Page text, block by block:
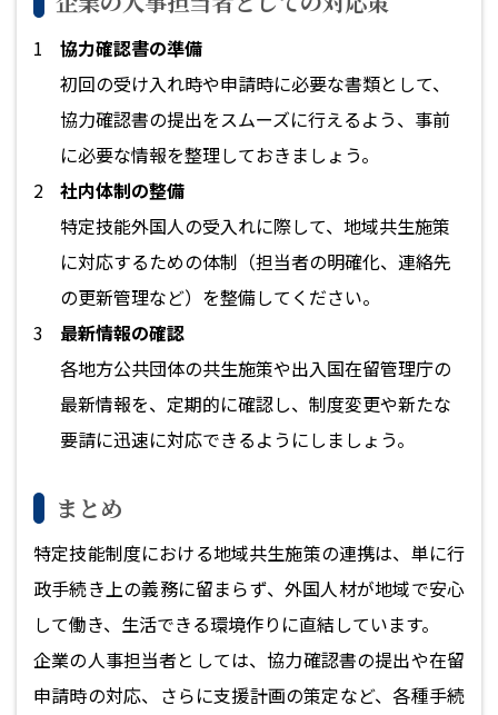
協力確認書の準備
初回の受け入れ時や申請時に必要な書類として、
協力確認書の提出をスムーズに行えるよう、事前
に必要な情報を整理しておきましょう。
社内体制の整備
特定技能外国人の受入れに際して、地域共生施策
に対応するための体制（担当者の明確化、連絡先
の更新管理など）を整備してください。
最新情報の確認
各地方公共団体の共生施策や出入国在留管理庁の
最新情報を、定期的に確認し、制度変更や新たな
要請に迅速に対応できるようにしましょう。
まとめ
特定技能制度における地域共生施策の連携は、単に行
政手続き上の義務に留まらず、外国人材が地域で安心
して働き、生活できる環境作りに直結しています。
企業の人事担当者としては、協力確認書の提出や在留
申請時の対応、さらに支援計画の策定など、各種手続